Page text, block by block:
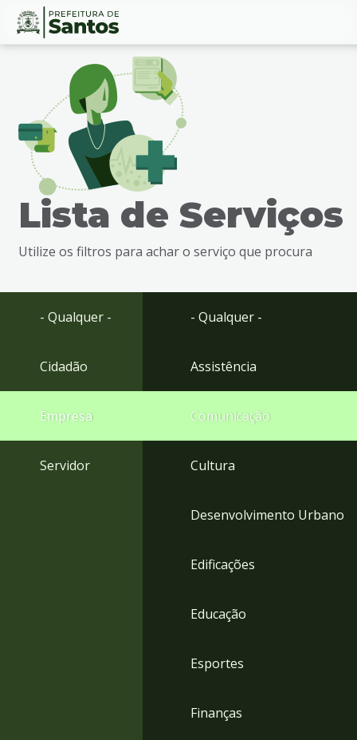
Ir
busca
Ir
Conteúdo
Lista de Serviços
Utilize os filtros para achar o serviço que procura
- Qualquer -
Cidadão
Empresa
Servidor
- Qualquer -
Assistência
Comunicação
Cultura
Desenvolvimento Urbano
Edificações
Educação
Esportes
Finanças